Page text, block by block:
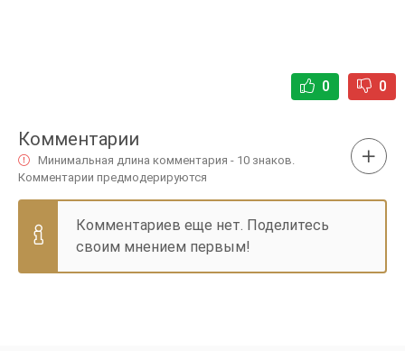
0 0
Комментарии
Минимальная длина комментария - 10 знаков.
Комментарии предмодерируются
Комментариев еще нет. Поделитесь
своим мнением первым!